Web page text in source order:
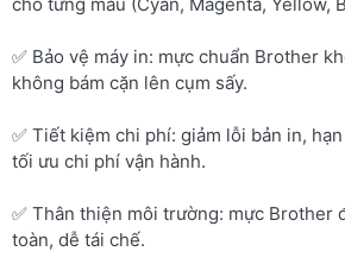
✅ Bảo vệ máy in: mực chuẩn Brother
không bám cặn lên cụm sấy.
✅ Tiết kiệm chi phí: giảm lỗi bản in,
tối ưu chi phí vận hành.
✅ Thân thiện môi trường: mực Brother
toàn, dễ tái chế.